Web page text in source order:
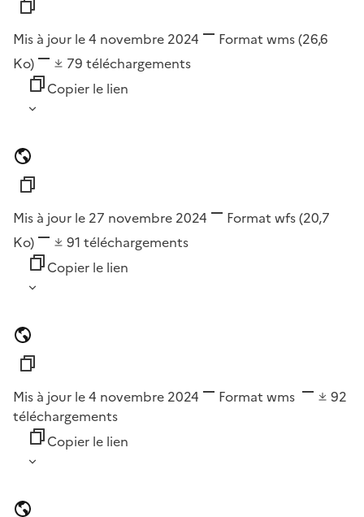
Mis à jour le 4 novembre 2024 Format wms(26,6
Ko)
79 téléchargements
Copier le lien
Mis à jour le 27 novembre 2024 Format wfs(20,7
Ko)
91 téléchargements
Copier le lien
Mis à jour le 4 novembre 2024 Format wms
92
téléchargements
Copier le lien